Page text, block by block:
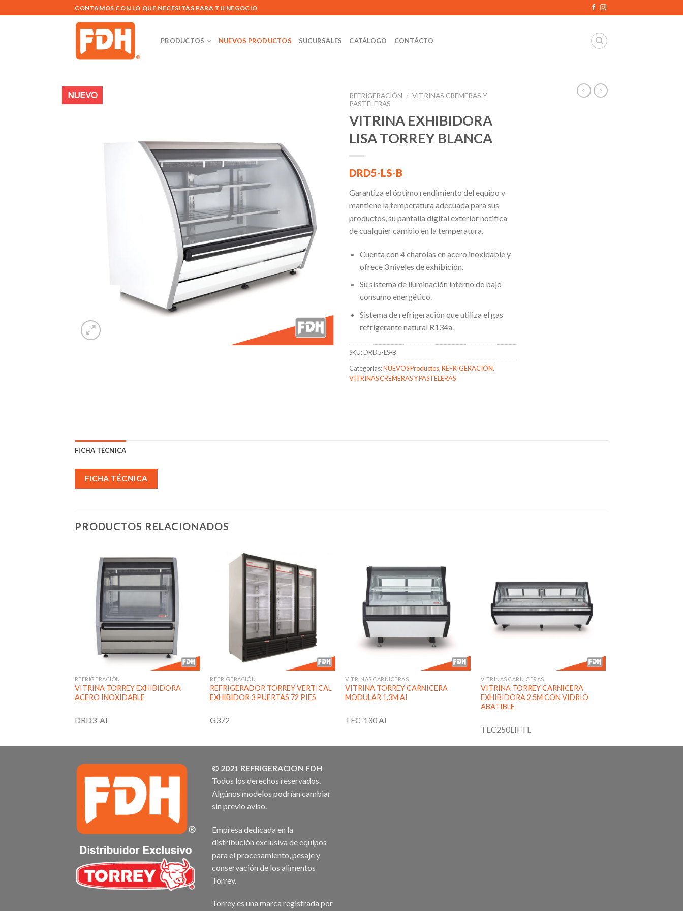
al
CONTAMOS CON LO QUE NECESITAS PARA TU NEGOCIO
PRODUCTOS NUEVOS PRODUCTOS SUCURSALES CATÁLOGO CONTÁCTO
NUEVO REFRIGERACIÓN / VITRINAS CREMERAS Y
PASTELERAS
VITRINA EXHIBIDORA
LISA TORREY BLANCA
DRD5-LS-B
Garantiza el óptimo rendimiento del equipo y
mantiene la temperatura adecuada para sus
productos, su pantalla digital exterior notifica
de cualquier cambio en la temperatura.
Cuenta con 4 charolas en acero inoxidable y
ofrece 3 niveles de exhibición.
Su sistema de iluminación interno de bajo
consumo energético.
Sistema de refrigeración que utiliza el gas
refrigerante natural R134a.
SKU:DRD5-LS-B
Categorías:NUEVOS Productos,REFRIGERACIÓN,
VITRINAS CREMERAS Y PASTELERAS
FICHA TÉCNICA
FICHA TÉCNICA
PRODUCTOS RELACIONADOS
REFRIGERACIÓN
VITRINA TORREY EXHIBIDORA
ACERO INOXIDABLE
DRD3-AI
a la
lista de
deseos
REFRIGERACIÓN
REFRIGERADOR TORREY VERTICAL
EXHIBIDOR 3 PUERTAS 72 PIES
G372
Añadir
lista de
VITRINAS CARNICERAS
VITRINA TORREY CARNICERA
MODULAR 1.3M AI
TEC-130 AI
Añadir
a la
lista de
deseos
VITRINAS CARNICERAS
VITRINA TORREY CARNICERA
EXHIBIDORA 2.5M CON VIDRIO
ABATIBLE
TEC250LIFTL
© 2021 REFRIGERACION FDH
Todos los derechos reservados.
Algúnos modelos podrían cambiar
sin previo aviso.
Empresa dedicada en la
distribución exclusiva de equipos
para el procesamiento, pesaje y
conservación de los alimentos
Torrey.
Torrey es una marca registrada por